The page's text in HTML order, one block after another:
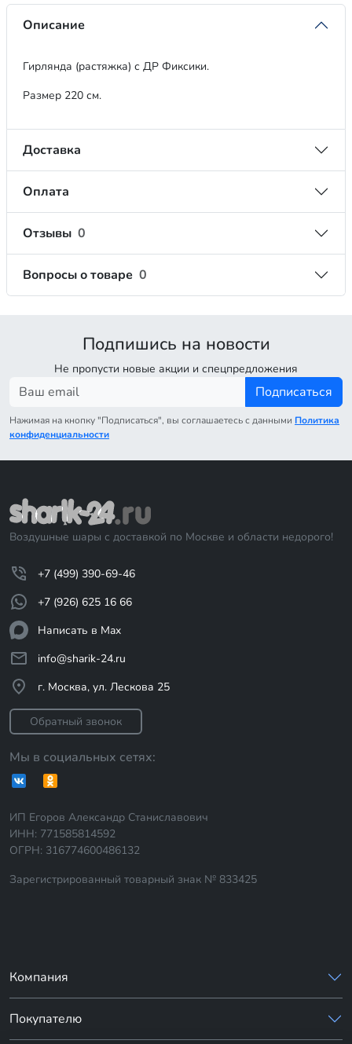
Описание
Гирлянда (растяжка) с ДР Фиксики.
Размер 220 см.
Доставка
Оплата
Отзывы 0
Вопросы о товаре 0
Подпишись на новости
Не пропусти новые акции и спецпредложения
Подписаться
Нажимая на кнопку "Подписаться", вы соглашаетесь с данными Политика
конфиденциальности
Воздушные шары с доставкой по Москве и области недорого!
+7 (499) 390-69-46
+7 (926) 625 16 66
Написать в Max
info@sharik-24.ru
г. Москва, ул. Лескова 25
Обратный звонок
Мы в социальных сетях:
ИП Егоров Александр Станиславович
ИНН: 771585814592
ОГРН: 316774600486132
Зарегистрированный товарный знак № 833425
Компания
Покупателю